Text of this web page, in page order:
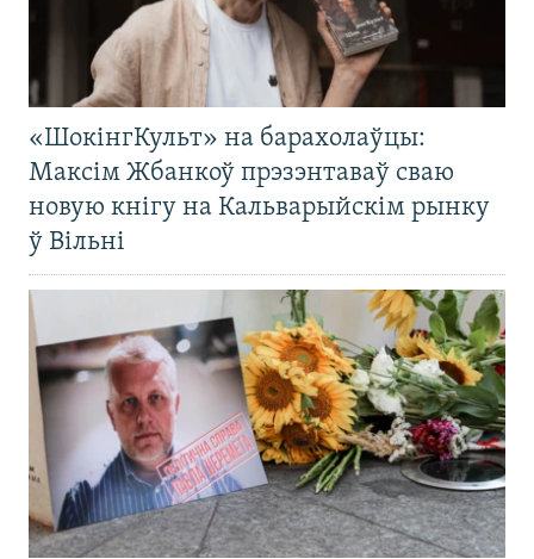
«ШокінгКульт» на барахолаўцы:
Максім Жбанкоў прэзэнтаваў сваю
новую кнігу на Кальварыйскім рынку
ў Вільні